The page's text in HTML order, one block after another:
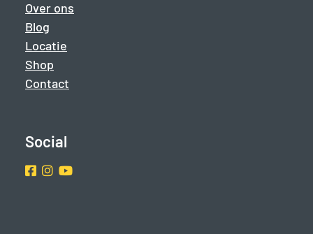
Over ons
Blog
Locatie
Shop
Contact
Social
Facebook
Instragram
Youtube